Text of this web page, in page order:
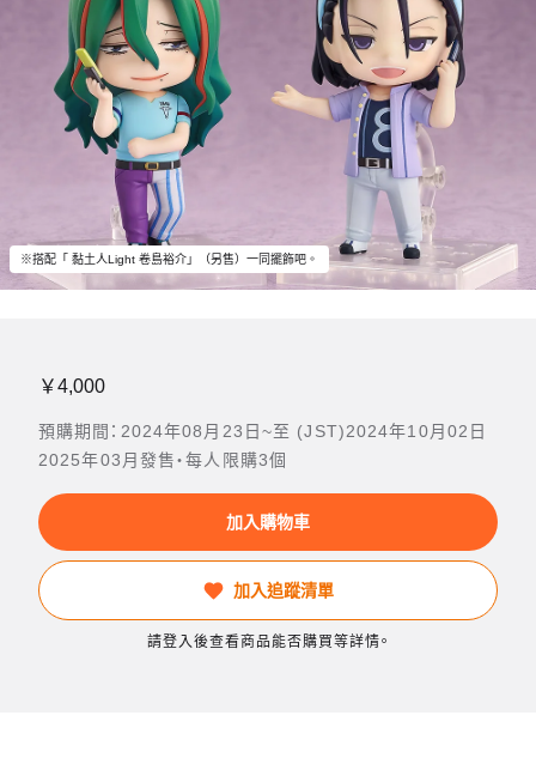
※搭配「 黏土人Light 卷島裕介」（另售）一同擺飾吧。
￥4,000
預購期間：2024年08月23日~至 (JST)2024年10月02日
2025年03月發售・每人限購3個
加入購物車
加入追蹤清單
請登入後查看商品能否購買等詳情。